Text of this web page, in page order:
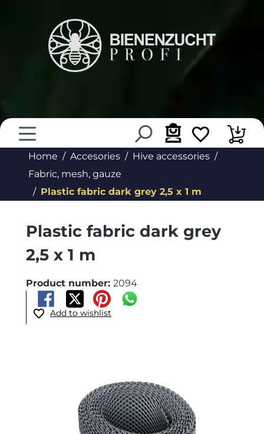
Home Accesories
Hive accessories
Fabric, mesh, gauze
Plastic fabric dark grey 2,5 x 1 m
Plastic fabric dark grey
2,5 x 1 m
Product number: 2094
Add to wishlist